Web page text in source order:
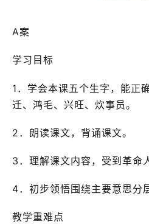
A案
学习目标
1．学会本课五个生字，能正
迁、鸿毛、兴旺、炊事员。
2．朗读课文，背诵课文。
3．理解课文内容，受到革命
4．初步领悟围绕主要意思分
教学重难点